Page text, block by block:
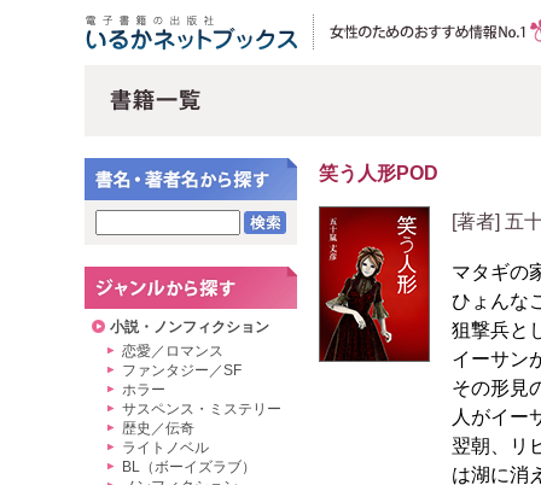
笑う人形POD
[著者] 五
マタギの
ひょんな
狙撃兵と
イーサン
その形見
人がイー
翌朝、リ
は湖に消
小説・ノンフィクション
恋愛／ロマンス
ファンタジー／SF
ホラー
サスペンス・ミステリー
歴史／伝奇
ライトノベル
BL（ボーイズラブ）